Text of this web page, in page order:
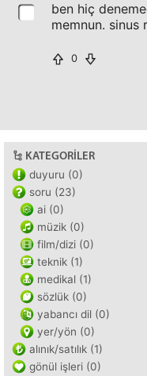
ben hiç
memnun.
0
KATEGORILER
duyuru (0)
soru (23)
ai (0)
müzik (0)
film/dizi (0)
teknik (1)
medikal (1)
sözlük (0)
yabancı dil (0)
yer/yön (0)
alınık/satılık (1)
gönül işleri (0)